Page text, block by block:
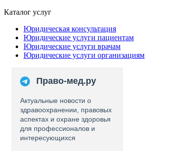
Каталог услуг
Юридическая консультация
Юридические услуги пациентам
Юридические услуги врачам
Юридические услуги организациям
Право-мед.ру
Актуальные новости о
здравоохранении, правовых
аспектах и охране здоровья
для профессионалов и
интересующихся